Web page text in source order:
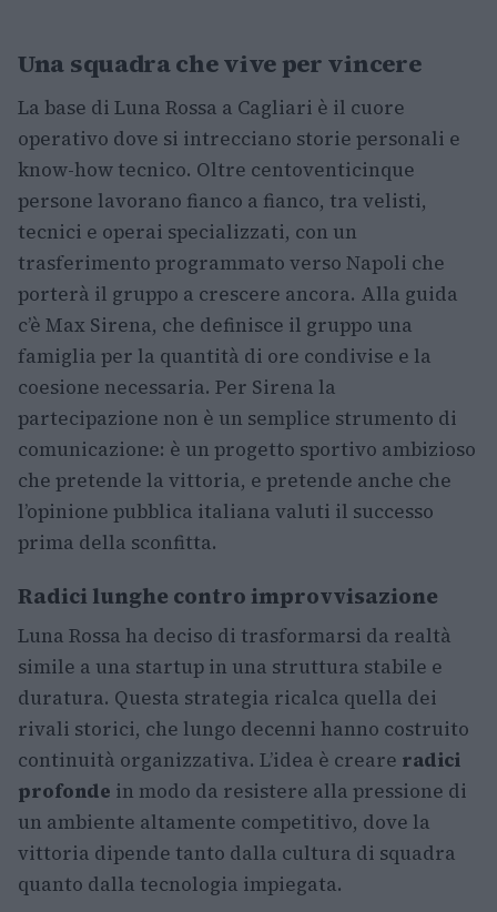
Una squadra che vive per vincere
La base di Luna Rossa a Cagliari è il cuore
operativo dove si intrecciano storie personali e
know-how tecnico. Oltre centoventicinque
persone lavorano fianco a fianco, tra velisti,
tecnici e operai specializzati, con un
trasferimento programmato verso Napoli che
porterà il gruppo a crescere ancora. Alla guida
c’è Max Sirena, che definisce il gruppo una
famiglia per la quantità di ore condivise e la
coesione necessaria. Per Sirena la
partecipazione non è un semplice strumento di
comunicazione: è un progetto sportivo ambizioso
che pretende la vittoria, e pretende anche che
l’opinione pubblica italiana valuti il successo
prima della sconfitta.
Radici lunghe contro improvvisazione
Luna Rossa ha deciso di trasformarsi da realtà
simile a una startup in una struttura stabile e
duratura. Questa strategia ricalca quella dei
rivali storici, che lungo decenni hanno costruito
continuità organizzativa. L’idea è creare radici
profonde in modo da resistere alla pressione di
un ambiente altamente competitivo, dove la
vittoria dipende tanto dalla cultura di squadra
quanto dalla tecnologia impiegata.